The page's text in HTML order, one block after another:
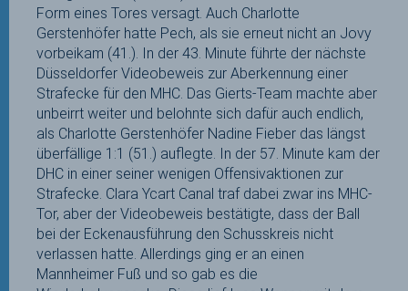
Form eines Tores versagt. Auch Charlotte
Gerstenhöfer hatte Pech, als sie erneut nicht an Jovy
vorbeikam (41.). In der 43. Minute führte der nächste
Düsseldorfer Videobeweis zur Aberkennung einer
Strafecke für den MHC. Das Gierts-Team machte aber
unbeirrt weiter und belohnte sich dafür auch endlich,
als Charlotte Gerstenhöfer Nadine Fieber das längst
überfällige 1:1 (51.) auflegte. In der 57. Minute kam der
DHC in einer seiner wenigen Offensivaktionen zur
Strafecke. Clara Ycart Canal traf dabei zwar ins MHC-
Tor, aber der Videobeweis bestätigte, dass der Ball
bei der Eckenausführung den Schusskreis nicht
verlassen hatte. Allerdings ging er an einen
Mannheimer Fuß und so gab es die